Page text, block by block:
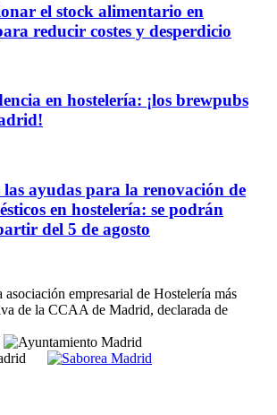
el stock alimentario en
reducir costes y desperdicio
en hostelería: ¡los brewpubs
ayudas para la renovación de
en hostelería: se podrán
del 5 de agosto
empresarial de Hostelería más
de la CCAA de Madrid, declarada de